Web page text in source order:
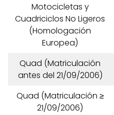
Motocicletas y
Cuadriciclos No Ligeros
(Homologación
Europea)
Quad (Matriculación
antes del 21/09/2006)
Quad (Matriculación ≥
21/09/2006)